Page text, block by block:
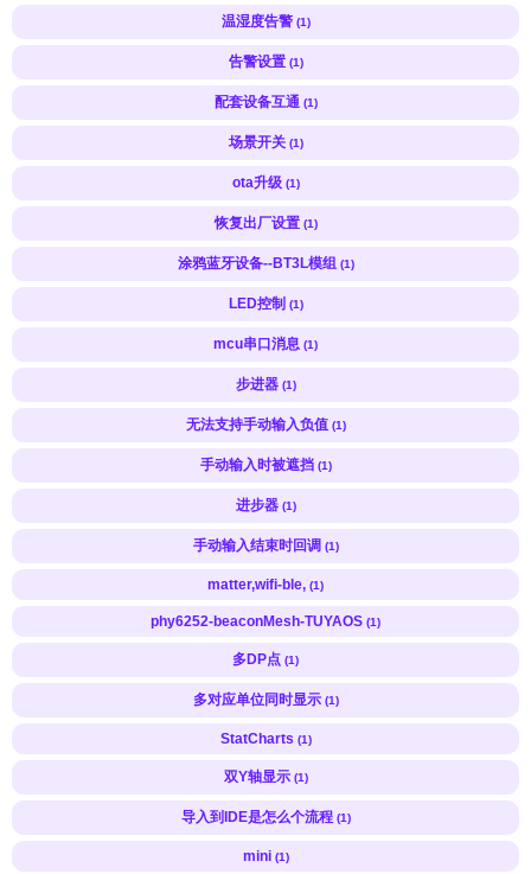
温湿度告警 (1)
告警设置 (1)
配套设备互通 (1)
场景开关 (1)
ota升级 (1)
恢复出厂设置 (1)
涂鸦蓝牙设备--BT3L模组 (1)
LED控制 (1)
mcu串口消息 (1)
步进器 (1)
无法支持手动输入负值 (1)
手动输入时被遮挡 (1)
进步器 (1)
手动输入结束时回调 (1)
matter,wifi-ble, (1)
phy6252-beaconMesh-TUYAOS (1)
多DP点 (1)
多对应单位同时显示 (1)
StatCharts (1)
双Y轴显示 (1)
导入到IDE是怎么个流程 (1)
mini (1)